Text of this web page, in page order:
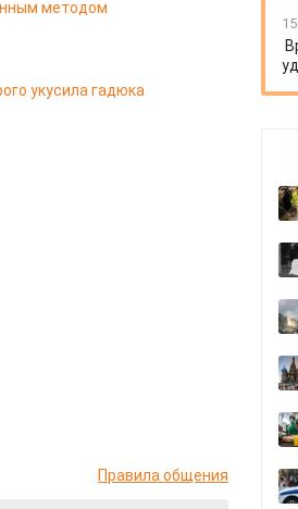
методом
укусила гадюка
Правила общения